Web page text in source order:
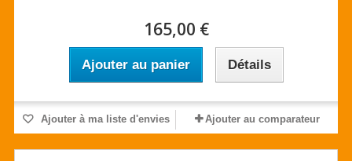
165,00 €
Ajouter au panier Détails
Ajouter à ma liste d'envies Ajouter au comparateur